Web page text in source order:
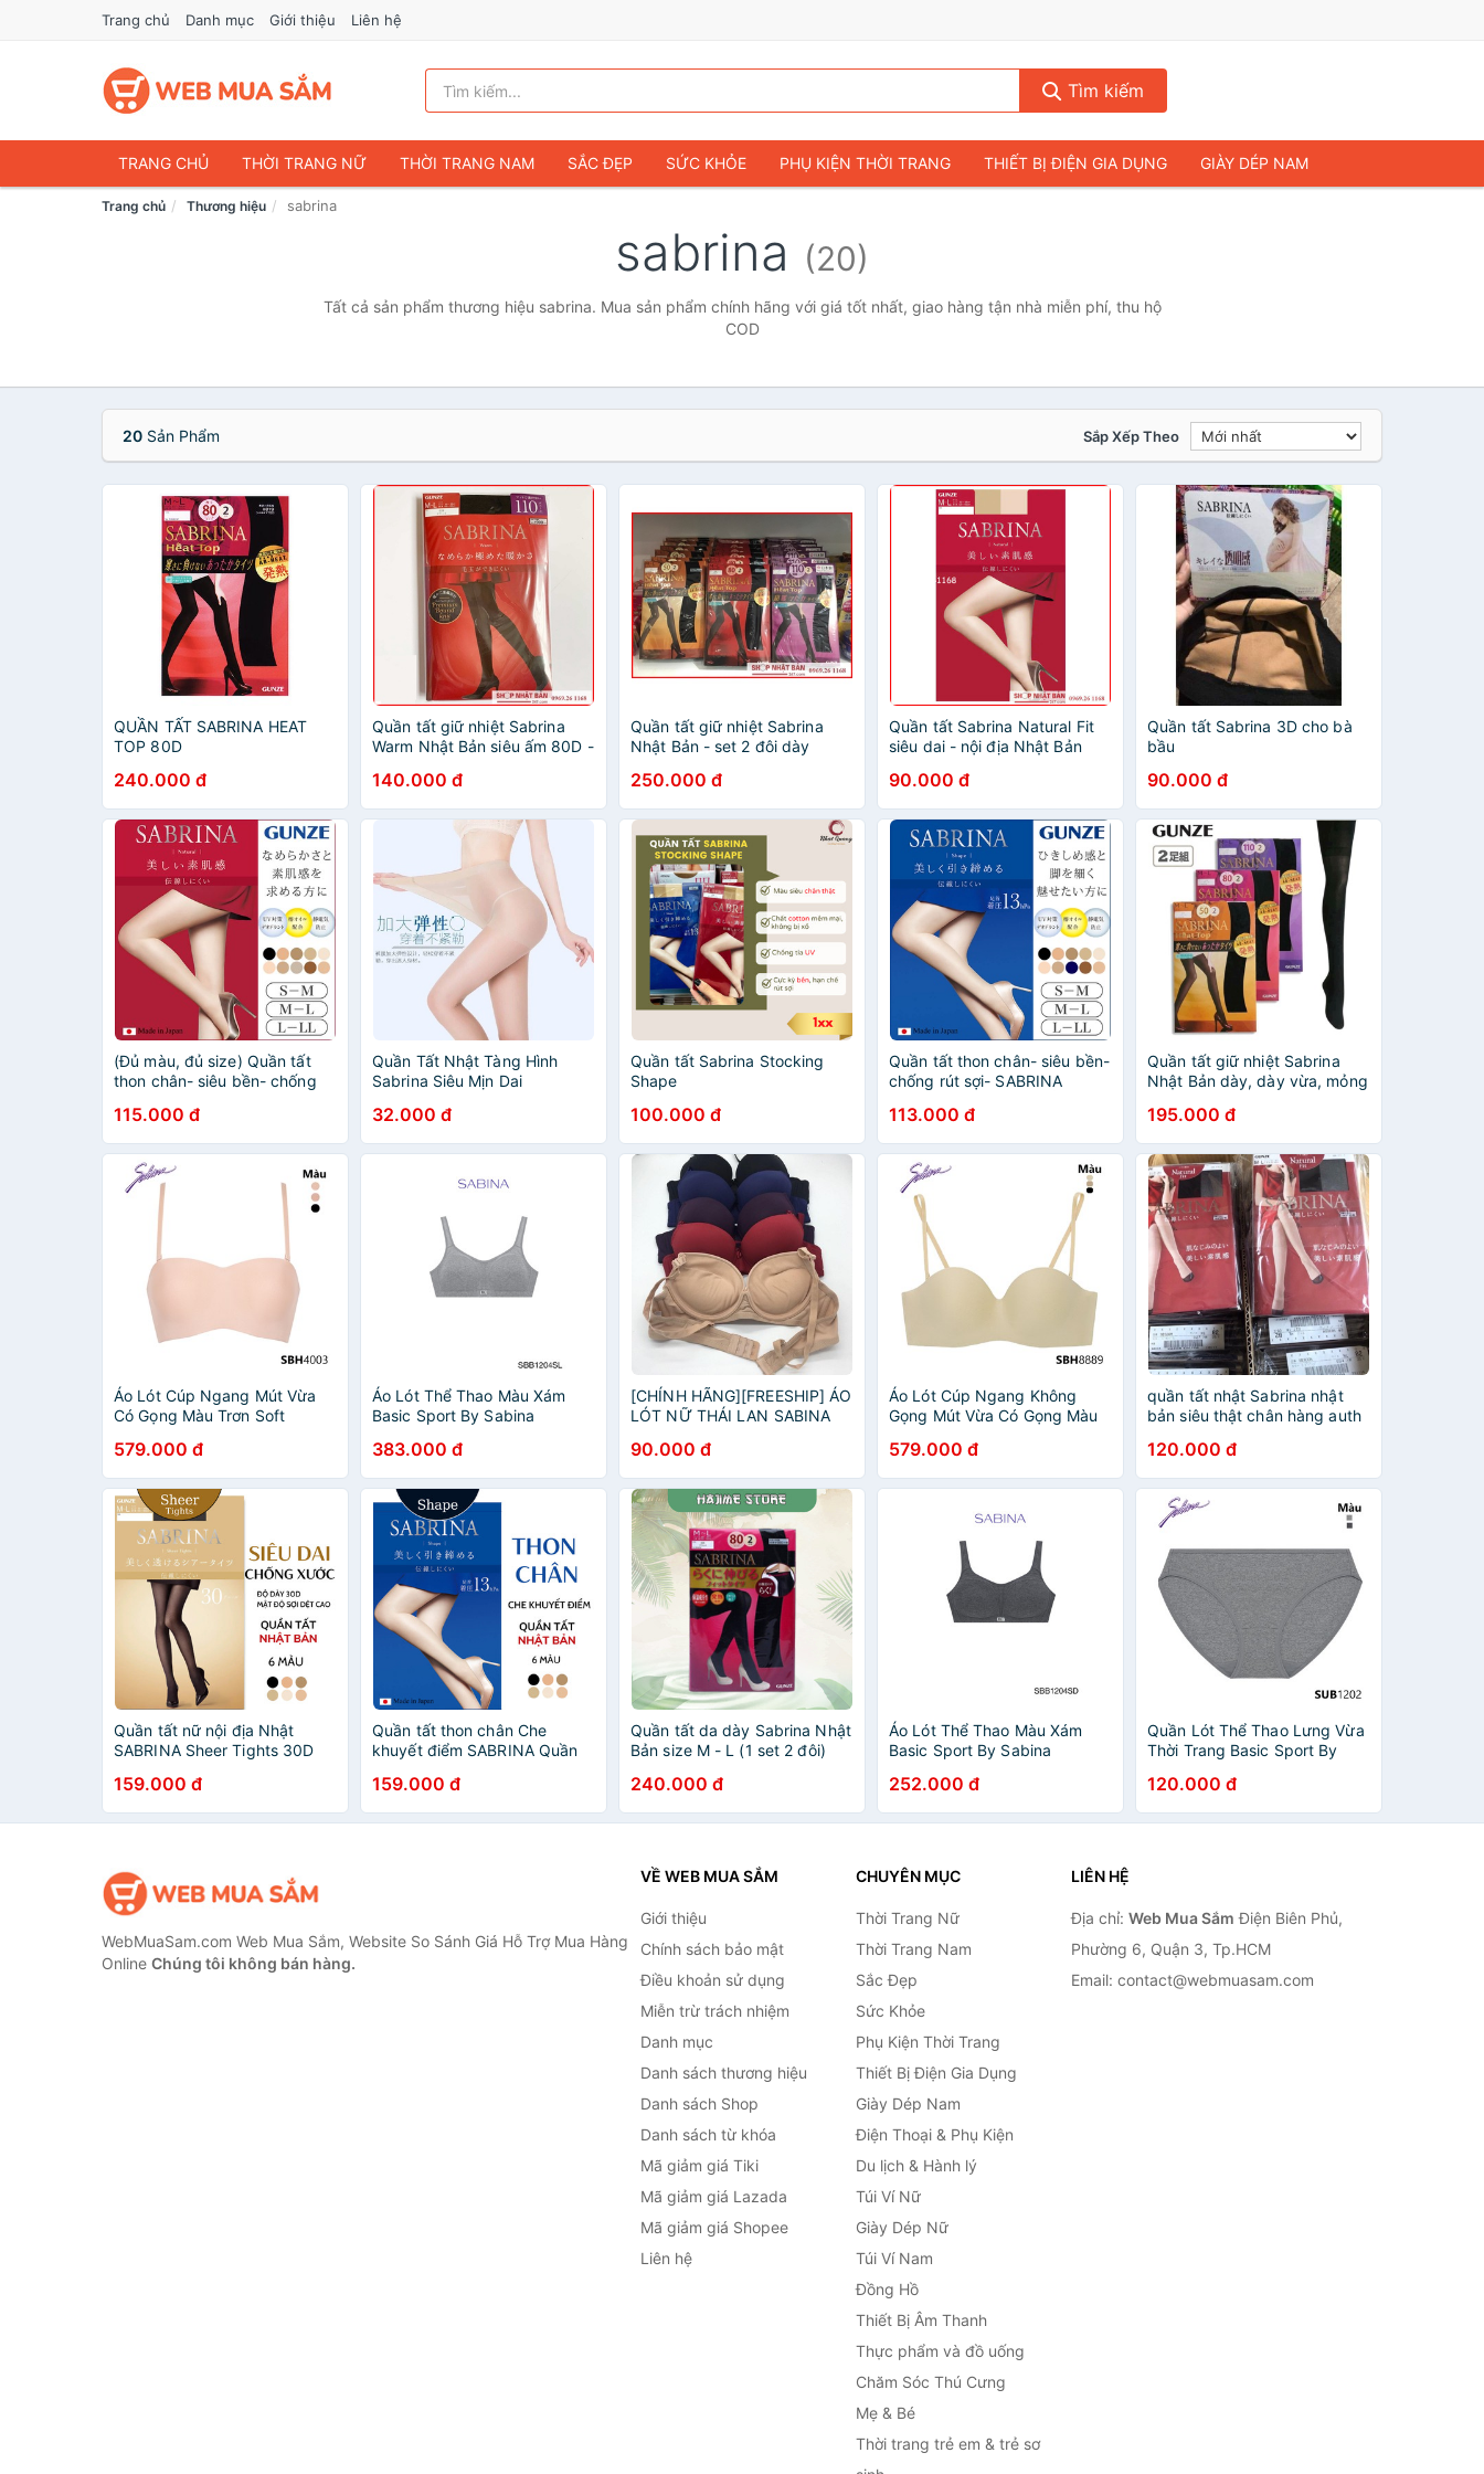
Trang chủ Danh mục Giới thiệu Liên hệ
Tìm kiếm
TRANG CHỦ THỜI TRANG NỮ THỜI TRANG NAM SẮC ĐẸP SỨC KHỎE PHỤ KIỆN THỜI TRANG THIẾT BỊ ĐIỆN GIA DỤNG GIÀY DÉP NAM
ĐIỆN THOẠI & PHỤ KIỆN DU LỊCH & HÀNH LÝ
THỜI TRANG TRẺ EM & TRẺ SƠ SINH GAMING & CONSOLE
VĂN PHÒNG PHẨM SỞ THÍCH & SƯU TẦM Ô TÔ MÔ TÔ, XE MÁY SÁCH & TẠP CHÍ MÁY TÍNH & LAPTOP
Trang chủ Thương hiệu sabrina
sabrina (20)
Tất cả sản phẩm thương hiệu sabrina. Mua sản phẩm chính hãng với giá tốt nhất, giao hàng tận nhà miễn phí, thu hộ
COD
20 Sản Phẩm Sắp Xếp Theo
QUẦN TẤT SABRINA HEAT
TOP 80D
240.000 đ
Quần tất giữ nhiệt Sabrina
Warm Nhật Bản siêu ấm 80D -
140.000 đ
Quần tất giữ nhiệt Sabrina
Nhật Bản - set 2 đôi dày
250.000 đ
Quần tất Sabrina Natural Fit
siêu dai - nội địa Nhật Bản
90.000 đ
Quần tất Sabrina 3D cho bà
bầu
90.000 đ
(Đủ màu, đủ size) Quần tất
thon chân- siêu bền- chống
Made in japan-VỎ ĐỎ
115.000 đ
Quần Tất Nhật Tàng Hình
Sabrina Siêu Mịn Dai
32.000 đ
Quần tất Sabrina Stocking
Shape
100.000 đ
Quần tất thon chân- siêu bền-
chống rút sợi- SABRINA
113.000 đ
Quần tất giữ nhiệt Sabrina
Nhật Bản dày, dày vừa, mỏng
195.000 đ
Áo Lót Cúp Ngang Mút Vừa
Có Gọng Màu Trơn Soft
SBH4003
579.000 đ
Áo Lót Thể Thao Màu Xám
Basic Sport By Sabina
383.000 đ
[CHÍNH HÃNG][FREESHIP] ÁO
LÓT NỮ THÁI LAN SABINA
DÀY DÀNH CHO NÀNG NGỰC
NHỎ NGỰC VỪA ASB8593
90.000 đ
Áo Lót Cúp Ngang Không
Gọng Mút Vừa Có Gọng Màu
Sabina SBH8889
579.000 đ
quần tất nhật Sabrina nhật
bản siêu thật chân hàng auth
120.000 đ
Quần tất nữ nội địa Nhật
SABRINA Sheer Tights 30D
dệt cao, siêu bền Nhật Bản
159.000 đ
Quần tất thon chân Che
khuyết điểm SABRINA Quần
mông có bảo bộ Quần tất cao
cấp nội địa Nhật
159.000 đ
Quần tất da dày Sabrina Nhật
Bản size M - L (1 set 2 đôi)
240.000 đ
Áo Lót Thể Thao Màu Xám
Basic Sport By Sabina
252.000 đ
Quần Lót Thể Thao Lưng Vừa
Thời Trang Basic Sport By
120.000 đ
WebMuaSam.com Web Mua Sắm, Website So Sánh Giá Hỗ Trợ Mua Hàng
Online Chúng tôi không bán hàng.
VỀ WEB MUA SẮM
Giới thiệu
Chính sách bảo mật
Điều khoản sử dụng
Miễn trừ trách nhiệm
Danh mục
Danh sách thương hiệu
Danh sách Shop
Danh sách từ khóa
Mã giảm giá Tiki
Mã giảm giá Lazada
Mã giảm giá Shopee
Liên hệ
CHUYÊN MỤC
Thời Trang Nữ
Thời Trang Nam
Sắc Đẹp
Sức Khỏe
Phụ Kiện Thời Trang
Thiết Bị Điện Gia Dụng
Giày Dép Nam
Điện Thoại & Phụ Kiện
Du lịch & Hành lý
Túi Ví Nữ
Giày Dép Nữ
Túi Ví Nam
Đồng Hồ
Thiết Bị Âm Thanh
Thực phẩm và đồ uống
Chăm Sóc Thú Cưng
Mẹ & Bé
Thời trang trẻ em & trẻ sơ
LIÊN HỆ
Địa chỉ: Web Mua Sắm Điện Biên Phủ,
Phường 6, Quận 3, Tp.HCM
Email: contact@webmuasam.com